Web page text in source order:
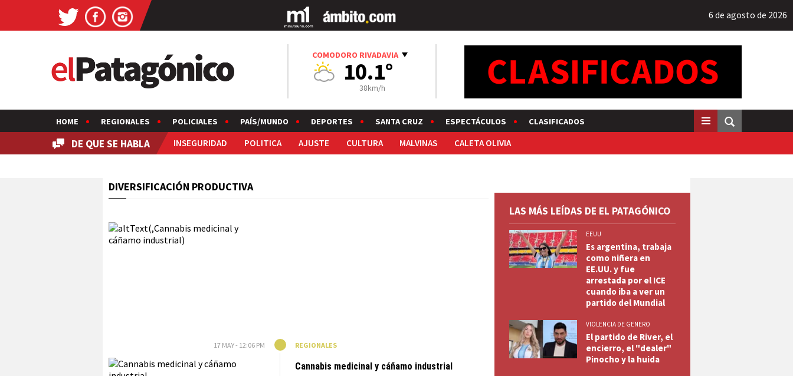
6 de agosto de 2026
COMODORO RIVADAVIA
10.1°
38km/h
HOME REGIONALES POLICIALES PAÍS/MUNDO DEPORTES SANTA CRUZ ESPECTÁCULOS CLASIFICADOS
DE QUE SE HABLA INSEGURIDAD POLITICA AJUSTE CULTURA MALVINAS CALETA OLIVIA
DIVERSIFICACIÓN PRODUCTIVA
17 MAY - 12:06 PM REGIONALES
Cannabis medicinal y cáñamo industrial
LAS MÁS LEÍDAS DE EL PATAGÓNICO
EEUU
Es argentina, trabaja
como niñera en
EE.UU. y fue
arrestada por el ICE
cuando iba a ver un
partido del Mundial
VIOLENCIA DE GENERO
El partido de River, el
encierro, el "dealer"
Pinocho y la huida